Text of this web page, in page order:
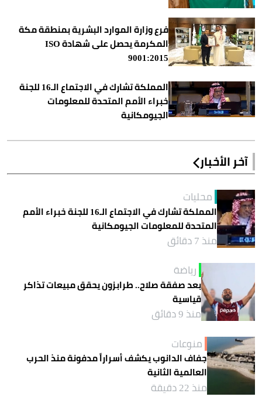
فرع وزارة الموارد البشرية بمنطقة مكة
المكرمة يحصل على شهادة ISO
9001:2015
المملكة تشارك في الاجتماع الـ16 للجنة
خبراء الأمم المتحدة للمعلومات
الجيومكانية
آخر الأخبار
محليات
المملكة تشارك في الاجتماع الـ16 للجنة خبراء الأمم
المتحدة للمعلومات الجيومكانية
منذ 7 دقائق
رياضة
بعد صفقة صلاح.. طرابزون يحقق مبيعات تذاكر
قياسية
منذ 9 دقائق
منوعات
جفاف الدانوب يكشف أسراراً مدفونة منذ الحرب
العالمية الثانية
منذ 22 دقيقة